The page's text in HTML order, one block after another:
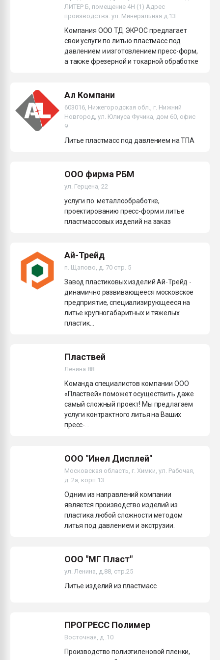
Всё, что касается
бутылок
ПЕРЕЙТИ НА
ЛИТЕР Б, помещение 4Н (1) Адрес
производства: ул. Минеральная д.13
Компания ООО ТД ЭКРОС предлагает
свои услуги по литью пластмасс под
давлением и изготовлением пресс-форм,
а также фрезерной и токарной обработке
Ал Компани
603016, Нижегородская обл., г. Нижний
Новгород, ул. Юлиуса Фучика, дом 60, офис
9
Литье пластмасс под давлением на ТПА
Ай-Трейд
п. Щапово, д. 70 стр. 5
Завод пластиковых изделий Ай-Трейд -
динамично развивающееся московское
предприятие, специализирующееся на
литье крупногабаритных и тяжелых
пластик...
ООО фирма РБМ
ул. Герцена, 22
услуги по металлообработке,
проектированию пресс-форм и литье
пластмассовых изделий на заказ
Пластвей
Ленина 88
Команда специалистов компании ООО
«Пластвей» поможет осуществить даже
самый сложный проект! Мы предлагаем
услуги контрактного литья на Ваших
пресс-...
ООО "Инел Дисплей"
Московская область, г. Химки, ул. Рабочая,
д. 2а, корп.13
Одним из направлений компании
является производство изделий из
пластика любой сложности методом
литья под давлением и экструзии.
ООО "МГ Пласт"
ул. Ленина, д.88, стр.25
Литье изделий из пластмасс
ПРОГРЕСС Полимер
Восточная, д .10
Производство полиэтиленовой пленки,